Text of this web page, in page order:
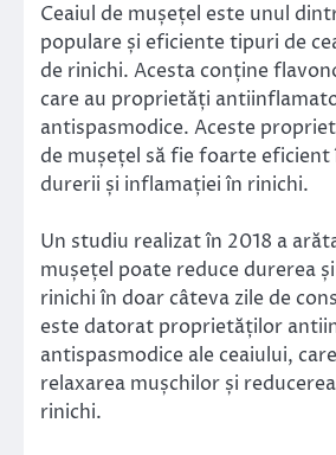
Ceaiul de mușețel este unul
populare și eficiente tipuri de
de rinichi. Acesta conține
care au proprietăți
antispasmodice. Aceste
de mușețel să fie foarte eficient
durerii și inflamației în rinichi.
Un studiu realizat în 2018 a
mușețel poate reduce durerea
rinichi în doar câteva zile de
este datorat proprietăților
antispasmodice ale ceaiului,
relaxarea mușchilor și
rinichi.